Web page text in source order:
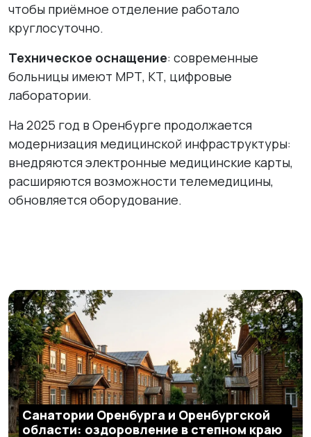
чтобы приёмное отделение работало
круглосуточно.
Техническое оснащение: современные
больницы имеют МРТ, КТ, цифровые
лаборатории.
На 2025 год в Оренбурге продолжается
модернизация медицинской инфраструктуры:
внедряются электронные медицинские карты,
расширяются возможности телемедицины,
обновляется оборудование.
Санатории Оренбурга и Оренбургской
области: оздоровление в степном краю